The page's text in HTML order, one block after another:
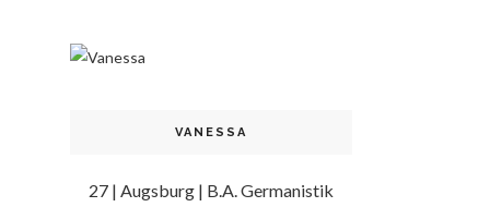
VANESSA
27 | Augsburg | B.A. Germanistik